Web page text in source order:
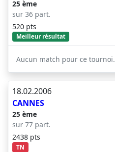
25 ème
sur 36 part.
520 pts
Meilleur résultat
Aucun match pour ce tournoi.
18.02.2006
CANNES
25 ème
sur 77 part.
2438 pts
TN